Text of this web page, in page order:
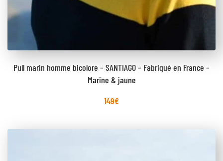
Pull marin homme bicolore – SANTIAGO – Fabriqué en France –
Marine & jaune
149€